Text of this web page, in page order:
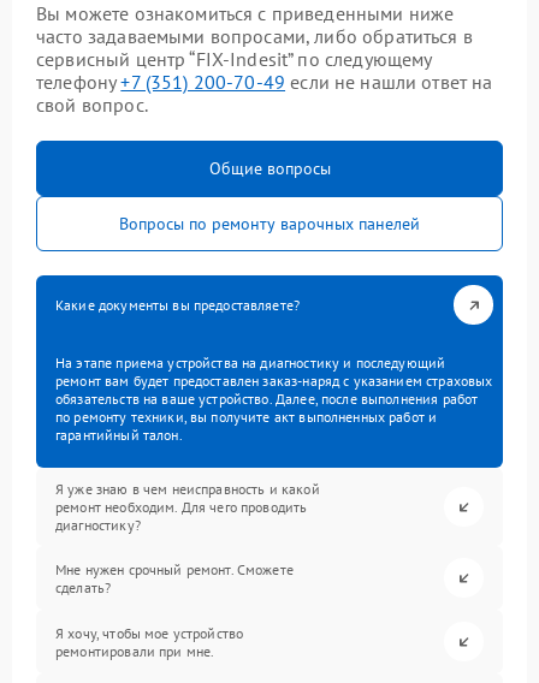
Вы можете ознакомиться с приведенными ниже
часто задаваемыми вопросами, либо обратиться в
сервисный центр “FIX-Indesit” по следующему
телефону+7 (351) 200-70-49 если не нашли ответ на
свой вопрос.
Общие вопросы
Вопросы по ремонту варочных панелей
Какие документы вы предоставляете?
На этапе приема устройства на диагностику и последующий
ремонт вам будет предоставлен заказ-наряд с указанием страховых
обязательств на ваше устройство. Далее, после выполнения работ
по ремонту техники, вы получите акт выполненных работ и
гарантийный талон.
Я уже знаю в чем неисправность и какой
ремонт необходим. Для чего проводить
диагностику?
Мне нужен срочный ремонт. Сможете
сделать?
Я хочу, чтобы мое устройство
ремонтировали при мне.